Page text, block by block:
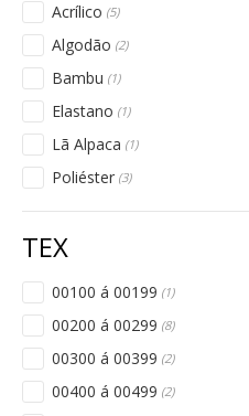
Acrílico (5)
Algodão (2)
Bambu (1)
Elastano (1)
Lã Alpaca (1)
Poliéster (3)
00100 á 00199 (1)
00200 á 00299 (8)
00300 á 00399 (2)
00400 á 00499 (2)